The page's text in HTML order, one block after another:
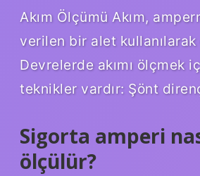
Akım Ölçümü Akım,
verilen bir alet
Devrelerde akımı ölçmek
teknikler vardır: Şönt
Sigorta amperi
ölçülür?